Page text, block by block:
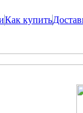
Как купить